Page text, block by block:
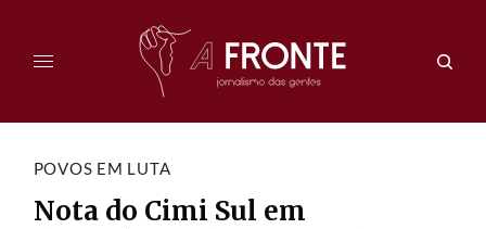
POVOS EM LUTA
Nota do Cimi Sul em